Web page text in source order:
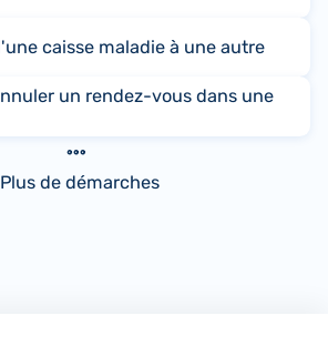
caisse maladie à une autre
un rendez-vous dans une
Plus de démarches